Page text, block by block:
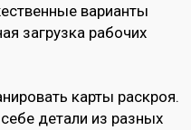
варианты
загрузка рабочих
карты раскроя.
детали из разных